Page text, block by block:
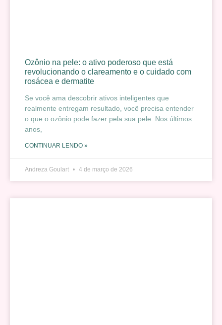
Ozônio na pele: o ativo poderoso que está
revolucionando o clareamento e o cuidado com
rosácea e dermatite
Se você ama descobrir ativos inteligentes que
realmente entregam resultado, você precisa entender
o que o ozônio pode fazer pela sua pele. Nos últimos
anos,
CONTINUAR LENDO »
Andreza Goulart 4 de março de 2026